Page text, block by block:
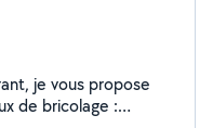
je vous propose
de bricolage :